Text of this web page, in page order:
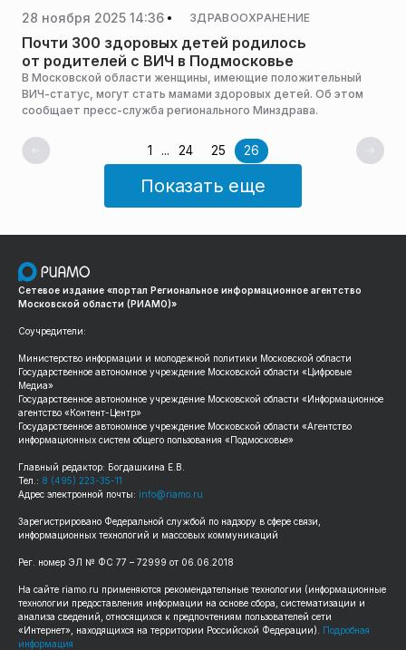
28 ноября 2025 14:36 ЗДРАВООХРАНЕНИЕ
Почти 300 здоровых детей родилось
от родителей с ВИЧ в Подмосковье
В Московской области женщины, имеющие положительный
ВИЧ-статус, могут стать мамами здоровых детей. Об этом
сообщает пресс-служба регионального Минздрава.
1 ... 24 25 26
Показать еще
Сетевое издание «портал Региональное информационное агентство
Московской области (РИАМО)»
Соучредители:
Министерство информации и молодежной политики Московской области
Государственное автономное учреждение Московской области «Цифровые
Медиа»
Государственное автономное учреждение Московской области «Информационное
агентство «Контент-Центр»
Государственное автономное учреждение Московской области «Агентство
информационных систем общего пользования «Подмосковье»
Главный редактор: Богдашкина Е.В.
Тел.: 8 (495) 223-35-11
Адрес электронной почты: info@riamo.ru
Зарегистрировано Федеральной службой по надзору в сфере связи,
информационных технологий и массовых коммуникаций
Рег. номер ЭЛ № ФС 77 – 72999 от 06.06.2018
На сайте riamo.ru применяются рекомендательные технологии (информационные
технологии предоставления информации на основе сбора, систематизации и
анализа сведений, относящихся к предпочтениям пользователей сети
«Интернет», находящихся на территории Российской Федерации). Подробная
информация